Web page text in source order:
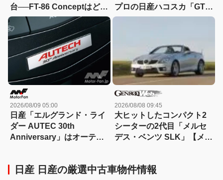
台──FT-86 Conceptはどう
なった？
プロの日産ハコスカ「GT-
R」vs.ロータリーのマツダ
2026/08/09 05:00
日産「エルグランド・ライ
ダー AUTEC 30th
Anniversary」はオーテッ
【今日は何の日？8月9日】
2026/08/08 09:45
大ヒットしたコンパクト2
シーターの2代目「メルセ
デス・ベンツ SLK」【メル
日産 日産の厳選中古車物件情報